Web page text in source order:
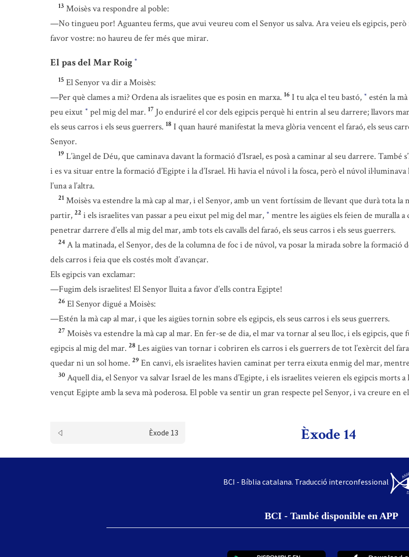
13 Moisès va respondre al poble:
—No tingueu por! Aguanteu ferms, que avui veureu com el Senyor us salva. Ara veieu els egipcis,
favor vostre: no haureu de fer més que mirar.
El pas del Mar Roig *
15 El Senyor va dir a Moisès:
—Per què clames a mi? Ordena als israelites que es posin en marxa. 16 I tu alça el teu bastó, * estén la
peu eixut * pel mig del mar. 17 Jo enduriré el cor dels egipcis perquè hi entrin al seu darrere; llavors
els seus carros i els seus guerrers. 18 I quan hauré manifestat la meva glòria vencent el faraó, els seus
Senyor.
19 L’àngel de Déu, que caminava davant la formació d’Israel, es posà a caminar al seu darrere. També
i es va situar entre la formació d’Egipte i la d’Israel. Hi havia el núvol i la fosca, però el núvol
l’una a l’altra.
21 Moisès va estendre la mà cap al mar, i el Senyor, amb un vent fortíssim de llevant que durà tota
partir, 22 i els israelites van passar a peu eixut pel mig del mar, * mentre les aigües els feien de muralla a
penetrar darrere d’ells al mig del mar, amb tots els cavalls del faraó, els seus carros i els seus guerrers.
24 A la matinada, el Senyor, des de la columna de foc i de núvol, va posar la mirada sobre la formació
dels carros i feia que els costés molt d’avançar.
Els egipcis van exclamar:
—Fugim dels israelites! El Senyor lluita a favor d’ells contra Egipte!
26 El Senyor digué a Moisès:
—Estén la mà cap al mar, i que les aigües tornin sobre els egipcis, els seus carros i els seus guerrers.
27 Moisès va estendre la mà cap al mar. En fer-se de dia, el mar va tornar al seu lloc, i els egipcis,
egipcis al mig del mar. 28 Les aigües van tornar i cobriren els carros i els guerrers de tot l’exèrcit del
quedar ni un sol home. 29 En canvi, els israelites havien caminat per terra eixuta enmig del mar,
30 Aquell dia, el Senyor va salvar Israel de les mans d’Egipte, i els israelites veieren els egipcis morts
vençut Egipte amb la seva mà poderosa. El poble va sentir un gran respecte pel Senyor, i va creure en
Èxode 13 Èxode 14
BCI - Bíblia catalana. Traducció interconfessional
BCI - També disponible en APP